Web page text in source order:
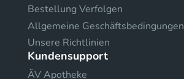
Bestellung Verfolgen
Allgemeine Geschäftsbedingungen
Unsere Richtlinien
Kundensupport
ÄV Apotheke